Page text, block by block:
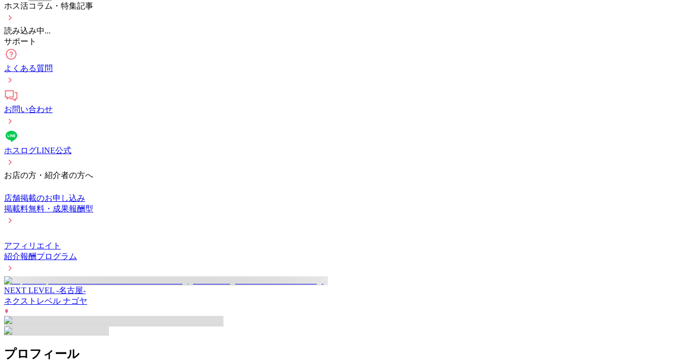
ホス活コラム・特集記事
読み込み中...
サポート
よくある質問
お問い合わせ
ホスログLINE公式
お店の方・紹介者の方へ
店舗掲載のお申し込み
掲載料無料・成果報酬型
アフィリエイト
紹介報酬プログラム
NEXT LEVEL -名古屋-
ネクストレベル ナゴヤ
プロフィール